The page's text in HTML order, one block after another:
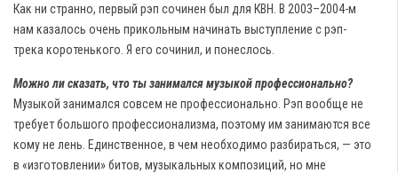
Как ни странно, первый рэп сочинен был для КВН. В 2003–2004-м
нам казалось очень прикольным начинать выступление с рэп-
трека коротенького. Я его сочинил, и понеслось.
Можно ли сказать, что ты занимался музыкой профессионально?
Музыкой занимался совсем не профессионально. Рэп вообще не
требует большого профессионализма, поэтому им занимаются все
кому не лень. Единственное, в чем необходимо разбираться, — это
в «изготовлении» битов, музыкальных композиций, но мне